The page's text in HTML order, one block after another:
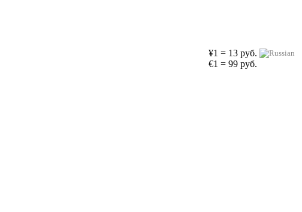
¥1 = 13 руб.
€1 = 99 руб.